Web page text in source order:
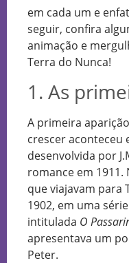
em cada um e
seguir, confira
animação e
Terra do Nunca!
1. As
A primeira
crescer aconteceu
desenvolvida por
romance em
que viajavam para
1902, em uma
intitulada O
apresentava um
Peter.